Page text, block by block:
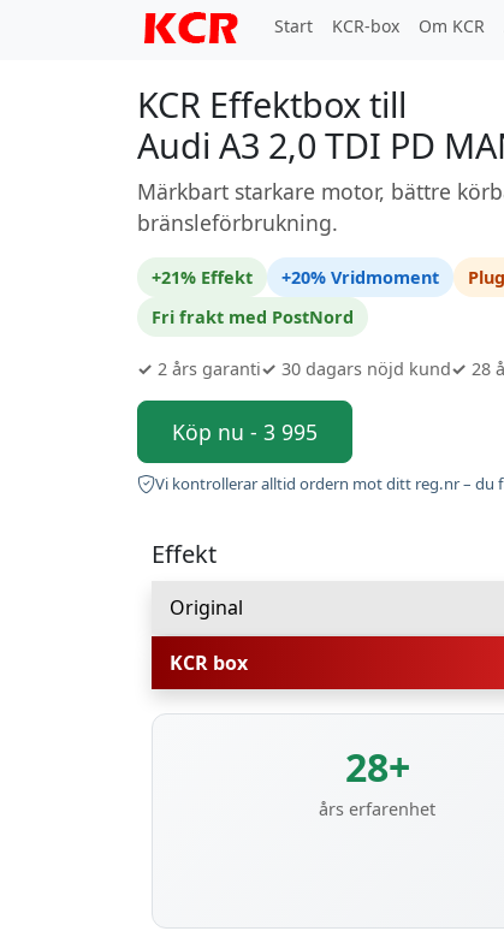
Start KCR-box Om KCR
KCR Effektbox till
Audi A3 2,0 TDI PD
Märkbart starkare motor, bättre
bränsleförbrukning.
+21% Effekt +20% Vridmoment
Fri frakt med PostNord
✓ 2 års garanti✓ 30 dagars nöjd kund✓ 28
Köp nu - 3 995
Vi kontrollerar alltid ordern mot ditt reg.nr – du
Effekt
Original
KCR box
28+
års erfarenhet